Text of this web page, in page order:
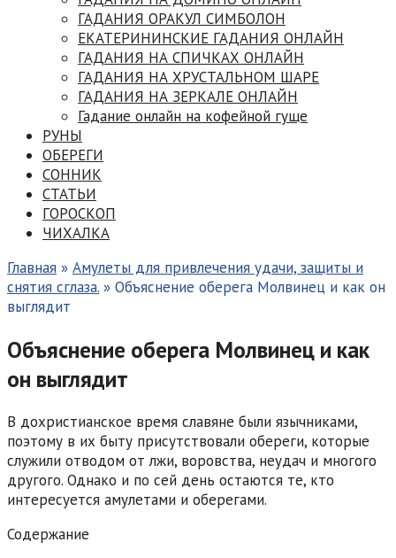
ГАДАНИЯ ОРАКУЛ СИМБОЛОН
ЕКАТЕРИНИНСКИЕ ГАДАНИЯ ОНЛАЙН
ГАДАНИЯ НА СПИЧКАХ ОНЛАЙН
ГАДАНИЯ НА ХРУСТАЛЬНОМ ШАРЕ
ГАДАНИЯ НА ЗЕРКАЛЕ ОНЛАЙН
Гадание онлайн на кофейной гуще
РУНЫ
ОБЕРЕГИ
СОННИК
СТАТЬИ
ГОРОСКОП
ЧИХАЛКА
Главная » Амулеты для привлечения удачи, защиты и
снятия сглаза. » Объяснение оберега Молвинец и как он
выглядит
Объяснение оберега Молвинец и как
он выглядит
В дохристианское время славяне были язычниками,
поэтому в их быту присутствовали обереги, которые
служили отводом от лжи, воровства, неудач и многого
другого. Однако и по сей день остаются те, кто
интересуется амулетами и оберегами.
Содержание